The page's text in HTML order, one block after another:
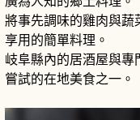
將事先調味的雞肉與蔬
享用的簡單料理。
岐阜縣內的居酒屋與
嘗試的在地美食之一。